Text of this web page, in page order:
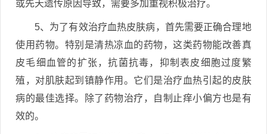
或先天遗传原因导致，需要多加重视积极治疗。
5、为了有效治疗血热皮肤病，首先需要正确合理地
使用药物。特别是清热凉血的药物，这类药物能改善真
皮毛细血管的扩张，抗菌抗毒，抑制表皮细胞过度繁
殖，对肌肤起到镇静作用。它们是治疗血热引起的皮肤
病的最佳选择。除了药物治疗，自制止痒小偏方也是有
效的。